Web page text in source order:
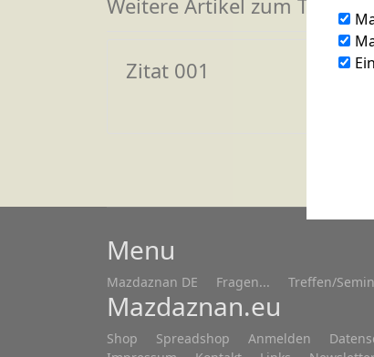
Weitere Artikel zum Thema
Zitat 001
Menu
Mazdaznan DE Fragen... Treffen/
Mazdaznan.eu
Shop Spreadshop Anmelden